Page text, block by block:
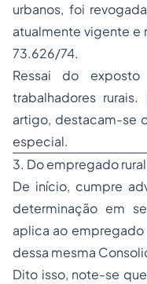
urbanos, foi
atualmente vigente e
73.626/74.
Ressai do
trabalhadores
artigo, destacam-se
especial.
3. Do empregado rural
De início, cumpre
determinação em
aplica ao empregado
dessa mesma
Dito isso, note-se